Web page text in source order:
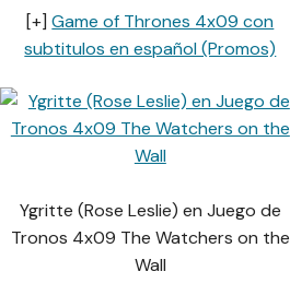
[+]Game of Thrones 4x09 con
subtitulos en español (Promos)
Ygritte (Rose Leslie) en Juego de
Tronos 4x09 The Watchers on the
Wall